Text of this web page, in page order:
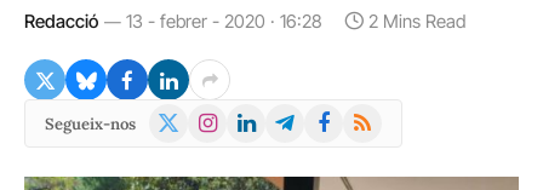
Redacció 13 - febrer - 2020 · 16:28 2 Mins Read
Segueix-nos
X
Instagram
LinkedInTelegramFacebook
RSS